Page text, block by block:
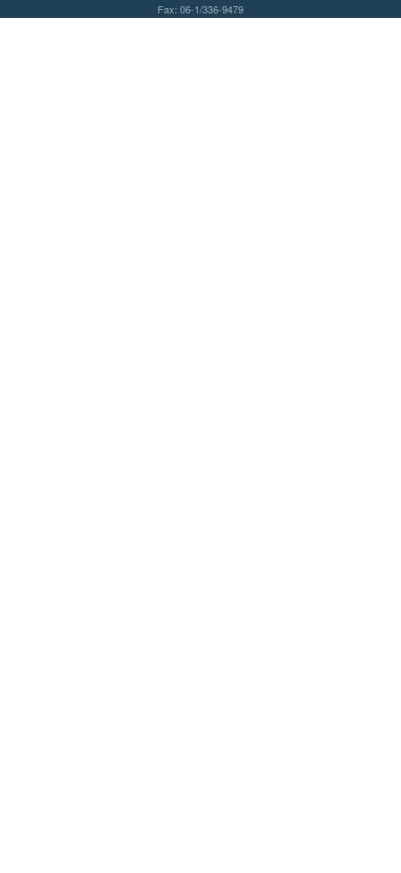
Fax: 06-1/336-9479